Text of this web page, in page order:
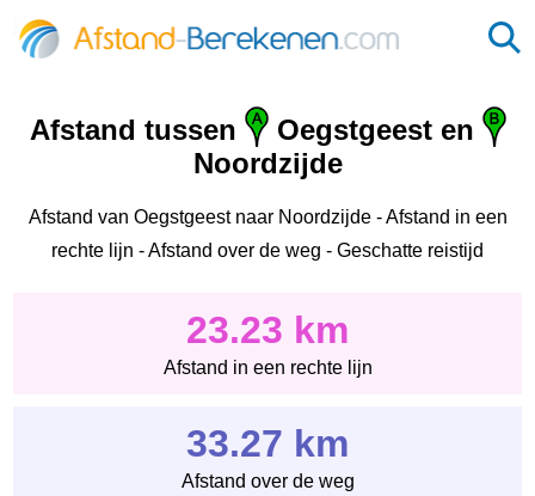
Afstand tussen
Oegstgeest en
Noordzijde
Afstand van Oegstgeest naar Noordzijde - Afstand in een
rechte lijn - Afstand over de weg - Geschatte reistijd
23.23 km
Afstand in een rechte lijn
33.27 km
Afstand over de weg